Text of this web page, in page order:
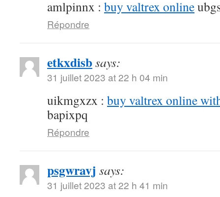
amlpinnx : buy valtrex online
Répondre
etkxdisbsays:
31 juillet 2023 at 22 h 04 min
uikmgxzx : buy valtrex online
bapixpq
Répondre
psgwravj says:
31 juillet 2023 at 22 h 41 min